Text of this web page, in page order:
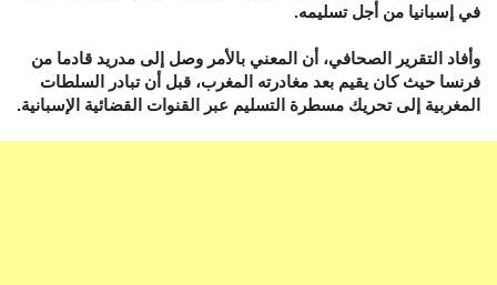
في إسبانيا من أجل تسليمه.
وأفاد التقرير الصحافي، أن المعني بالأمر وصل إلى مدريد قادما من
فرنسا حيث كان يقيم بعد مغادرته المغرب، قبل أن تبادر السلطات
المغربية إلى تحريك مسطرة التسليم عبر القنوات القضائية الإسبانية.